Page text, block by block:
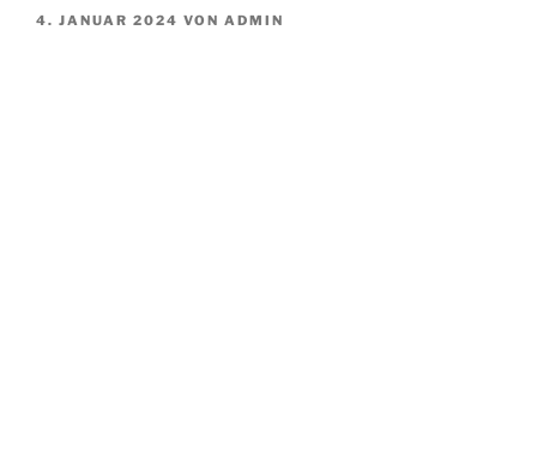
VERÖFFENTLICHT
4. JANUAR 2024 VON ADMIN